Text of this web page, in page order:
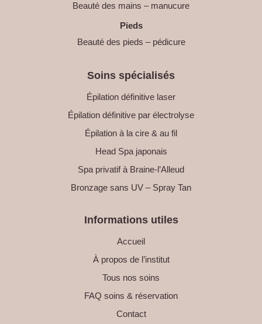
Beauté des mains – manucure
Pieds
Beauté des pieds – pédicure
Soins spécialisés
Épilation définitive laser
Épilation définitive par électrolyse
Épilation à la cire & au fil
Head Spa japonais
Spa privatif à Braine-l’Alleud
Bronzage sans UV – Spray Tan
Informations utiles
Accueil
À propos de l’institut
Tous nos soins
FAQ soins & réservation
Contact